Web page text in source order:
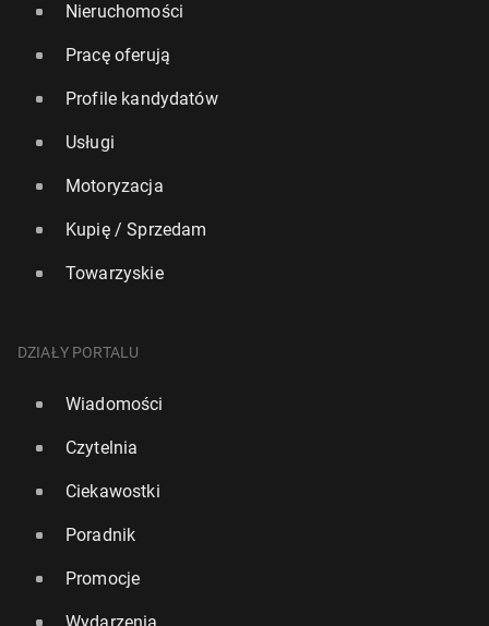
Nieruchomości
Pracę oferują
Profile kandydatów
Usługi
Motoryzacja
Kupię / Sprzedam
Towarzyskie
DZIAŁY PORTALU
Wiadomości
Czytelnia
Ciekawostki
Poradnik
Promocje